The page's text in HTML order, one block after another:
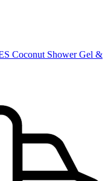
Coconut Shower Gel &